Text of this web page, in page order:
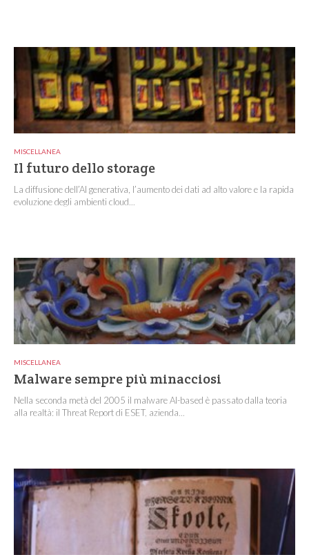
MISCELLANEA
Il futuro dello storage
La diffusione dell’AI generativa, l’aumento dei dati ad alto valore e la rapida
evoluzione degli ambienti cloud...
MISCELLANEA
Malware sempre più minacciosi
Nella seconda metà del 2005 il malware AI-based è passato dalla teoria
alla realtà: il Threat Report di ESET, azienda...